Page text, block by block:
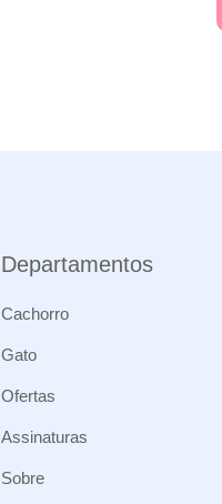
Departamentos
Cachorro
Gato
Ofertas
Assinaturas
Sobre